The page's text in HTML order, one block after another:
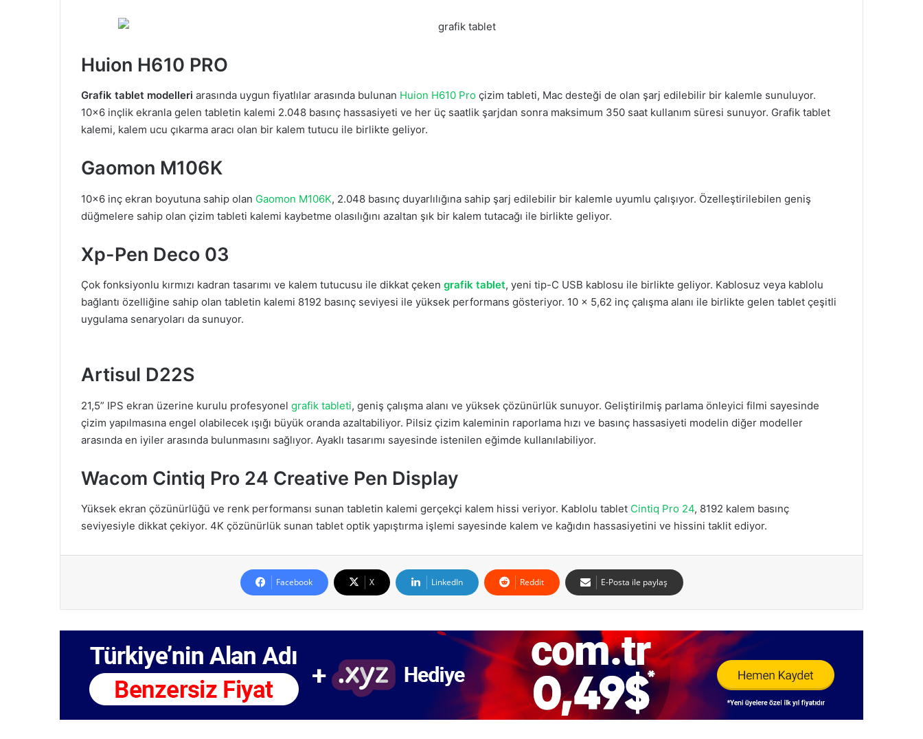
Huion H610 PRO
Grafik tablet modelleri arasında uygun fiyatlılar arasında bulunan Huion H610 Pro çizim tableti, Mac desteği de olan şarj edilebilir bir kalemle sunuluyor.
10×6 inçlik ekranla gelen tabletin kalemi 2.048 basınç hassasiyeti ve her üç saatlik şarjdan sonra maksimum 350 saat kullanım süresi sunuyor. Grafik tablet
kalemi, kalem ucu çıkarma aracı olan bir kalem tutucu ile birlikte geliyor.
Gaomon M106K
10×6 inç ekran boyutuna sahip olan Gaomon M106K, 2.048 basınç duyarlılığına sahip şarj edilebilir bir kalemle uyumlu çalışıyor. Özelleştirilebilen geniş
düğmelere sahip olan çizim tableti kalemi kaybetme olasılığını azaltan şık bir kalem tutacağı ile birlikte geliyor.
Xp-Pen Deco 03
Çok fonksiyonlu kırmızı kadran tasarımı ve kalem tutucusu ile dikkat çeken grafik tablet, yeni tip-C USB kablosu ile birlikte geliyor. Kablosuz veya kablolu
bağlantı özelliğine sahip olan tabletin kalemi 8192 basınç seviyesi ile yüksek performans gösteriyor. 10 x 5,62 inç çalışma alanı ile birlikte gelen tablet çeşitli
uygulama senaryoları da sunuyor.
Artisul D22S
21,5” IPS ekran üzerine kurulu profesyonel grafik tableti, geniş çalışma alanı ve yüksek çözünürlük sunuyor. Geliştirilmiş parlama önleyici filmi sayesinde
çizim yapılmasına engel olabilecek ışığı büyük oranda azaltabiliyor. Pilsiz çizim kaleminin raporlama hızı ve basınç hassasiyeti modelin diğer modeller
arasında en iyiler arasında bulunmasını sağlıyor. Ayaklı tasarımı sayesinde istenilen eğimde kullanılabiliyor.
Wacom Cintiq Pro 24 Creative Pen Display
Yüksek ekran çözünürlüğü ve renk performansı sunan tabletin kalemi gerçekçi kalem hissi veriyor. Kablolu tablet Cintiq Pro 24, 8192 kalem basınç
seviyesiyle dikkat çekiyor. 4K çözünürlük sunan tablet optik yapıştırma işlemi sayesinde kalem ve kağıdın hassasiyetini ve hissini taklit ediyor.
Facebook X LinkedIn Reddit E-Posta ile paylaş